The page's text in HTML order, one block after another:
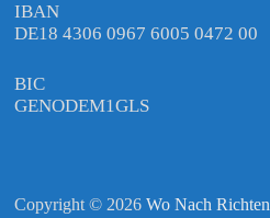
IBAN
DE18 4306 0967 6005 0472 00
BIC
GENODEM1GLS
Copyright © 2026Wo Nach Richten